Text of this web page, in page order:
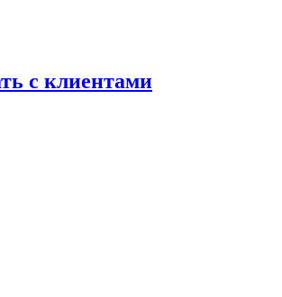
с клиентами